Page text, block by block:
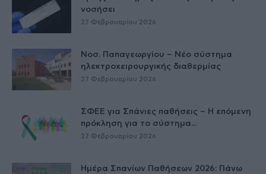
νοσήσει
27 Φεβρουαρίου 2026
Νοσ. Παπαγεωργίου – Νέο σύστημα
ηλεκτροχειρουργικής διαθερμίας
27 Φεβρουαρίου 2026
ΣΦΕΕ για Σπάνιες παθήσεις – Η επόμενη
πρόκληση για το σύστημα...
27 Φεβρουαρίου 2026
Ημέρα Σπανίων Παθήσεων 2026: Πάνω